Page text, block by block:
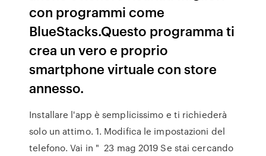
con programmi come
BlueStacks.Questo programma ti
crea un vero e proprio
smartphone virtuale con store
annesso.
Installare l'app è semplicissimo e ti richiederà
solo un attimo. 1. Modifica le impostazioni del
telefono. Vai in " 23 mag 2019 Se stai cercando